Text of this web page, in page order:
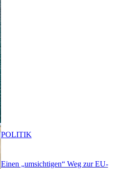
Einen „umsichtigen“ Weg zur EU-
POLITIK